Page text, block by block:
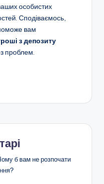
особистих
Сподіваємось,
вам
з депозиту
проблем.
б вам не розпочати